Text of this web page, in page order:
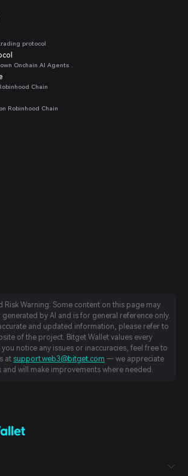
protocol
Onchain AI Agents .
Chain
Robinhood Chain
Risk Warning: Some content on this page may
generated by AI and is for general reference only.
and updated information, please refer to
of the project. Bitget Wallet values every
notice any issues or inaccuracies, feel free to
at support.web3@bitget.com — we appreciate
and will make improvements where needed.